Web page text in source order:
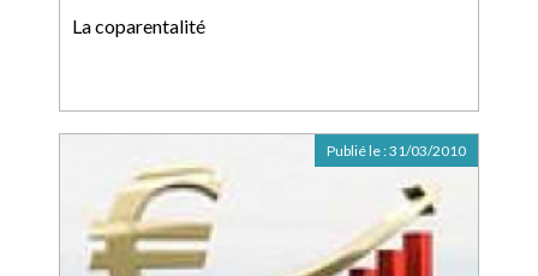
La coparentalité
Publié le :31/03/2010